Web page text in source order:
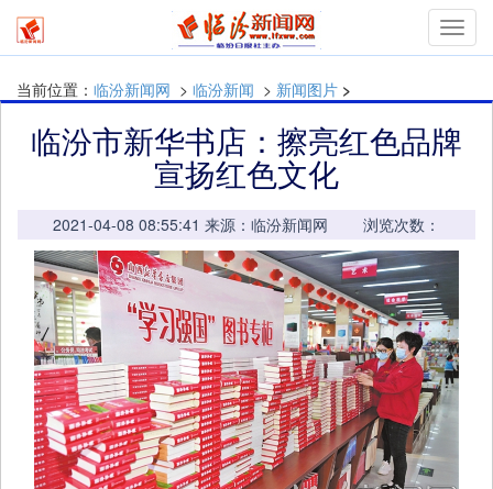
当前位置： 临汾新闻网 > 临汾新闻 > 新闻图片 >
临汾市新华书店：擦亮红色品牌
宣扬红色文化
2021-04-08 08:55:41 来源：临汾新闻网 浏览次数：